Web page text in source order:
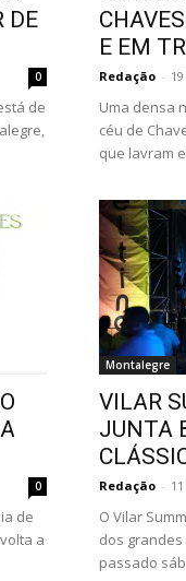
DE
0
de
E EM
Redação -
Uma densa
céu de
que lavram
0
de
a
Montalegre
VILAR
JUNTA
Redação -
O Vilar
dos
passado